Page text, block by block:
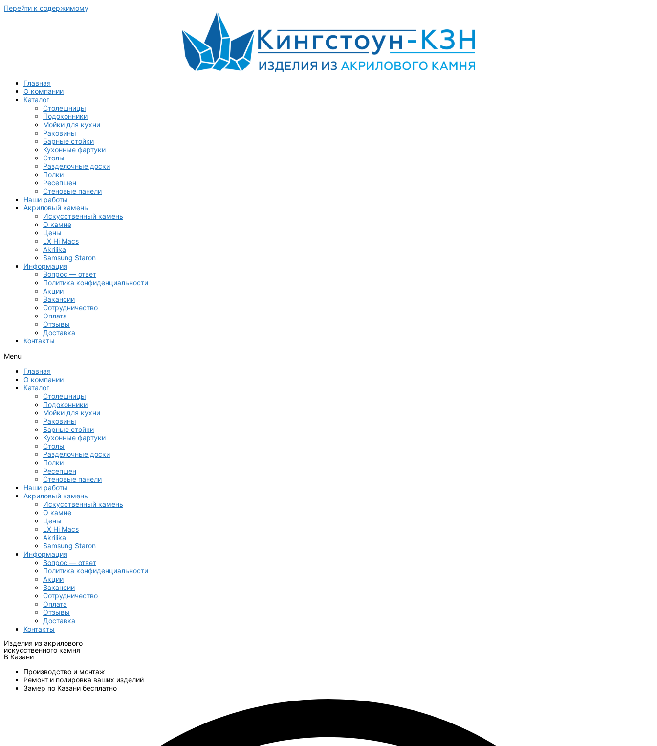
Перейти к содержимому
Главная
О компании
Каталог
Столешницы
Подоконники
Мойки для кухни
Раковины
Барные стойки
Кухонные фартуки
Столы
Разделочные доски
Полки
Ресепшен
Стеновые панели
Наши работы
Акриловый камень
Искусственный камень
О камне
Цены
LX Hi Macs
Akrilika
Samsung Staron
Информация
Вопрос — ответ
Политика конфиденциальности
Акции
Вакансии
Сотрудничество
Оплата
Отзывы
Доставка
Контакты
Menu
Главная
О компании
Каталог
Столешницы
Подоконники
Мойки для кухни
Раковины
Барные стойки
Кухонные фартуки
Столы
Разделочные доски
Полки
Ресепшен
Стеновые панели
Наши работы
Акриловый камень
Искусственный камень
О камне
Цены
LX Hi Macs
Akrilika
Samsung Staron
Информация
Вопрос — ответ
Политика конфиденциальности
Акции
Вакансии
Сотрудничество
Оплата
Отзывы
Доставка
Контакты
Изделия из акрилового
искусственного камня
В Казани
Производство и монтаж
Ремонт и полировка ваших изделий
Замер по Казани бесплатно